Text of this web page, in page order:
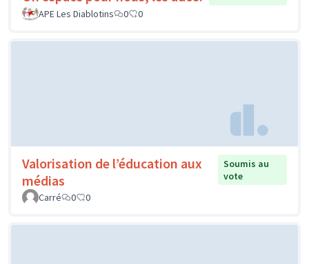
APE Les Diablotins
0 0
Valorisation de l’éducation aux
médias
Soumis au
vote
Carré
0 0